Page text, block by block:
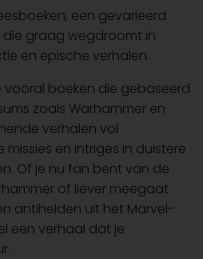
een gevarieerd
graag wegdroomt in
en epische verhalen.
vooral boeken die gebaseerd
zoals Warhammer en
verhalen vol
en intriges in duistere
Of je nu fan bent van de
of liever meegaat
antihelden uit het Marvel-
een verhaal dat je